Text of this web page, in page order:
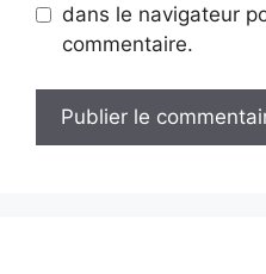
dans le navigateur
commentaire.